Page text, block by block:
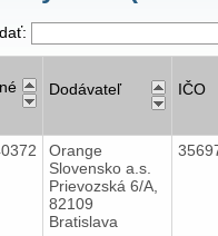
Dodávateľ IČO
Orange
Slovensko a.s.
Prievozská 6/A,
82109
Bratislava